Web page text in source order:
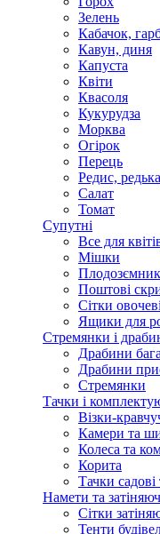
Зелень
Кабачок,
Кавун, диня
Капуста
Квіти
Квасоля
Кукурудза
Морква
Огірок
Перець
Редис, редька
Салат
Томат
Супутні
Все для
Мішки
Поштові
Сітки овочеві
Ящики для
Стремянки і
Драбини
Драбини
Стремянки
Тачки і
Візки-
Камери та
Колеса та
Корита
Тачки садові
Намети та
Сітки
Тенти